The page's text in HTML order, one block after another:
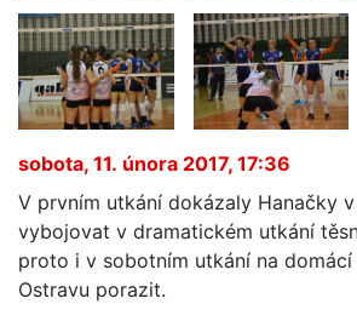
sobota, 11. února 2017, 17:36
V prvním utkání dokázaly Hanačky
vybojovat v dramatickém utkání
proto i v sobotním utkání na domácí
Ostravu porazit.